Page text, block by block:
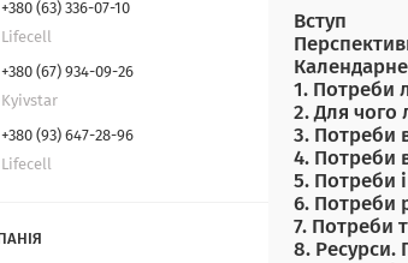
Вступ
1. Потреби
2. Для чого
3. Потреби
4. Потреби
5. Потреби
6. Потреби
7. Потреби
8. Ресурси.
+380 (63) 336-07-10
Lifecell
+380 (67) 934-09-26
Kyivstar
+380 (93) 647-28-96
Lifecell